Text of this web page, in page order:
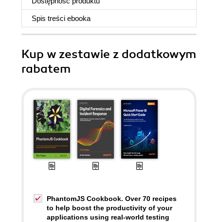
Spis treści ebooka
Kup w zestawie z dodatkowym
rabatem
PhantomJS Cookbook. Over 70 recipes
to help boost the productivity of your
applications using real-world testing